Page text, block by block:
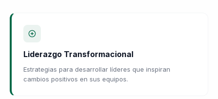
Liderazgo Transformacional
Estrategias para desarrollar líderes que inspiran
cambios positivos en sus equipos.